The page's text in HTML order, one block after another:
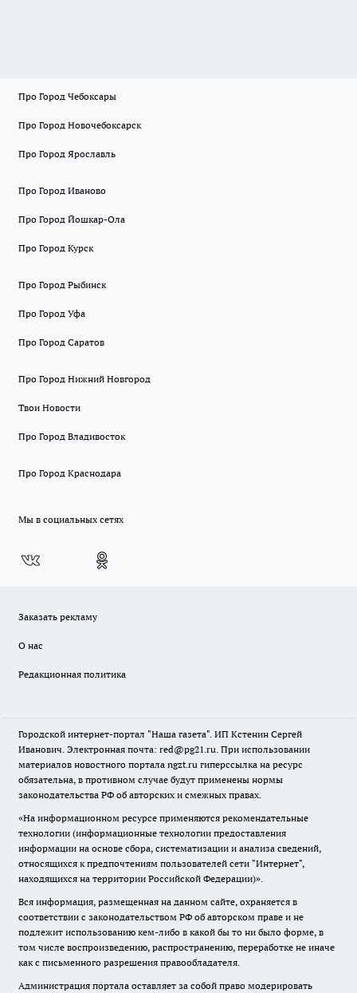
Про Город Чебоксары
Про Город Новочебоксарск
Про Город Ярославль
Про Город Иваново
Про Город Йошкар-Ола
Про Город Курск
Про Город Рыбинск
Про Город Уфа
Про Город Саратов
Про Город Нижний Новгород
Твои Новости
Про Город Владивосток
Про Город Краснодара
Мы в социальных сетях
Заказать рекламу
О нас
Редакционная политика
Городской интернет-портал "Наша газета". ИП Кстенин Сергей
Иванович. Электронная почта: red@pg21.ru. При использовании
материалов новостного портала ngzt.ru гиперссылка на ресурс
обязательна, в противном случае будут применены нормы
законодательства РФ об авторских и смежных правах.
«На информационном ресурсе применяются рекомендательные
технологии (информационные технологии предоставления
информации на основе сбора, систематизации и анализа сведений,
относящихся к предпочтениям пользователей сети "Интернет",
находящихся на территории Российской Федерации)».
Вся информация, размещенная на данном сайте, охраняется в
соответствии с законодательством РФ об авторском праве и не
подлежит использованию кем-либо в какой бы то ни было форме, в
том числе воспроизведению, распространению, переработке не иначе
как с письменного разрешения правообладателя.
Администрация портала оставляет за собой право модерировать